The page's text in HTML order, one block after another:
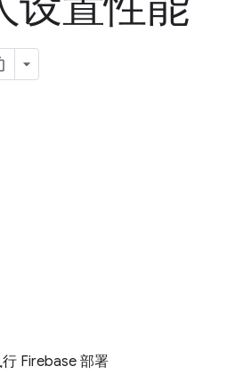
Firebase 部署